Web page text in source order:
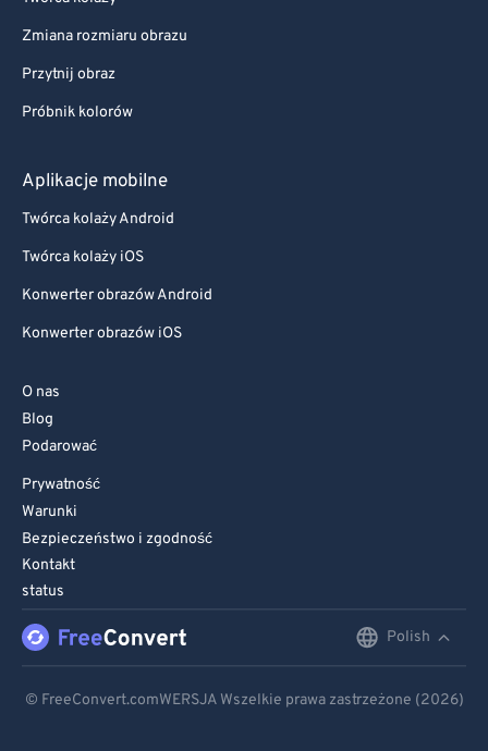
Zmiana rozmiaru obrazu
Przytnij obraz
Próbnik kolorów
Aplikacje mobilne
Twórca kolaży Android
Twórca kolaży iOS
Konwerter obrazów Android
Konwerter obrazów iOS
O nas
Blog
Podarować
Prywatność
Warunki
Bezpieczeństwo i zgodność
Kontakt
status
Polish
© FreeConvert.comWERSJA Wszelkie prawa zastrzeżone (2026)